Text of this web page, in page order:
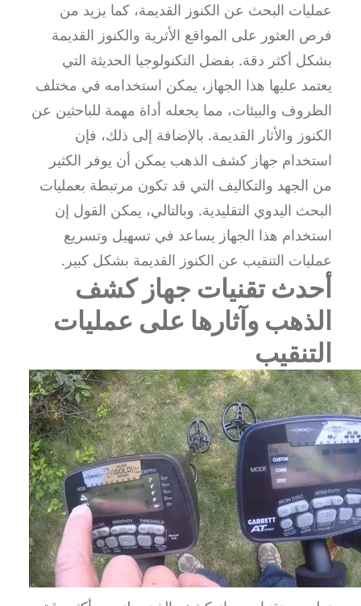
عمليات البحث عن الكنوز القديمة، كما يزيد من
فرص العثور على المواقع الأثرية والكنوز القديمة
بشكل أكثر دقة. بفضل التكنولوجيا الحديثة التي
يعتمد عليها هذا الجهاز، يمكن استخدامه في مختلف
الظروف والبيئات، مما يجعله أداة مهمة للباحثين عن
الكنوز والأثار القديمة. بالإضافة إلى ذلك، فإن
استخدام جهاز كشف الذهب يمكن أن يوفر الكثير
من الجهد والتكاليف التي قد تكون مرتبطة بعمليات
البحث اليدوي التقليدية. وبالتالي، يمكن القول إن
استخدام هذا الجهاز يساعد في تسهيل وتسريع
عمليات التنقيب عن الكنوز القديمة بشكل كبير.
أحدث تقنيات جهاز كشف
الذهب وآثارها على عمليات
التنقيب